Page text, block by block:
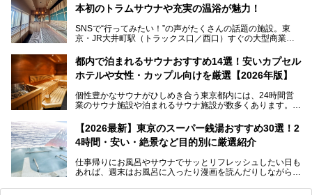
最近、SNSやメディアで「デザイナーズ銭湯」や「ネオ銭
本記事では、そもそもこれらがどんな銭湯なのか、その気に
いおしゃれな名店15選を、おすすめの順番で一挙にご紹介
します。
本初のトラムサウナや充実の温浴が魅力！
SNSで“行ってみたい！”の声がたくさんの話題の施設。東
京・JR大井町駅（トラックス口／西口）すぐの大型商業施
ツァ大井町トラックス」がニューオープン。施設の様子をレ
ポ―トします。
都内で泊まれるサウナおすすめ14選！安いカプセル
ホテルや女性・カップル向けを厳選【2026年版】
個性豊かなサウナがひしめき合う東京都内には、24時間営
業のサウナ施設や泊まれるサウナ施設が数多くあります。
を旅の目的とする「サ旅」や自分へのご褒美のための宿泊な
ど、自分の好きなタイミングで好きなだけサ活ができるのが
魅力です。
最近では、男性専用施設だけでなく、カップルや女性に嬉し
い個室サウナも増えてきました。
【2026最新】東京のスーパー銭湯おすすめ30選！2
4時間・安い・絶景など目的別に厳選紹介
仕事帰りにお風呂やサウナでサッとリフレッシュしたい日も
あれば、週末はお風呂に入ったり漫画を読んだりしながら一